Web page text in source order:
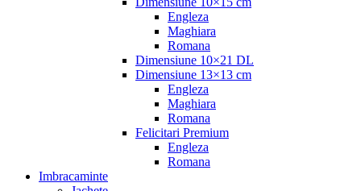
Engleza
Maghiara
Romana
Dimensiune 10×21 DL
Dimensiune 13×13 cm
Engleza
Maghiara
Romana
Felicitari Premium
Engleza
Romana
Imbracaminte